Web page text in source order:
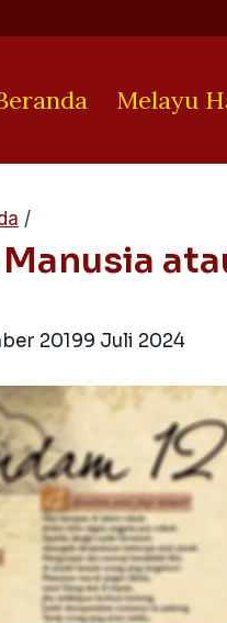
Melayu
/
20199 Juli 2024